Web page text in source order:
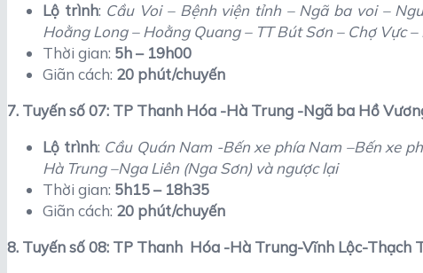
Lộ trình: Cầu Voi – Bệnh viện tỉnh – Ngã ba voi –
Hoằng Long – Hoằng Quang – TT Bút Sơn – Chợ Vực
Thời gian: 5h – 19h00
Giãn cách: 20 phút/chuyến
7. Tuyến số 07: TP Thanh Hóa -Hà Trung -Ngã ba Hồ
Lộ trình: Cầu Quán Nam -Bến xe phía Nam –Bến xe
Hà Trung –Nga Liên (Nga Sơn) và ngược lại
Thời gian: 5h15 – 18h35
Giãn cách: 20 phút/chuyến
8. Tuyến số 08: TP Thanh Hóa -Hà Trung-Vĩnh Lộc-Thạch